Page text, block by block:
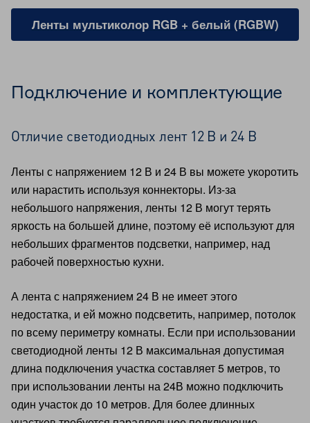
Ленты мультиколор RGB + белый (RGBW)
Подключение и комплектующие
Отличие светодиодных лент 12 В и 24 В
Ленты с напряжением 12 В и 24 В вы можете укоротить
или нарастить используя коннекторы. Из-за
небольшого напряжения, ленты 12 В могут терять
яркость на большей длине, поэтому её используют для
небольших фрагментов подсветки, например, над
рабочей поверхностью кухни.
А лента с напряжением 24 В не имеет этого
недостатка, и ей можно подсветить, например, потолок
по всему периметру комнаты. Если при использовании
светодиодной ленты 12 В максимальная допустимая
длина подключения участка составляет 5 метров, то
при использовании ленты на 24В можно подключить
один участок до 10 метров. Для более длинных